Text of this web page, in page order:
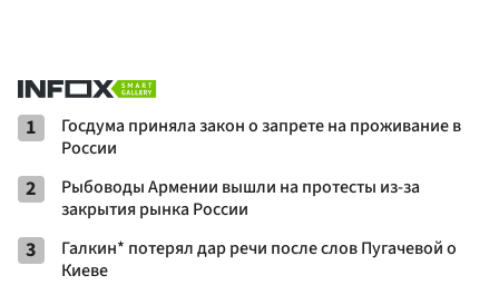
1
Госдума приняла закон о запрете на проживание в
России
2
Рыбоводы Армении вышли на протесты из-за
закрытия рынка России
3
Галкин* потерял дар речи после слов Пугачевой о
Киеве